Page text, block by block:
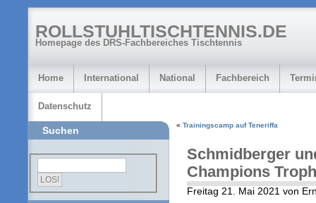
ROLLSTUHLTISCHTENNIS.DE
Homepage des DRS-Fachbereiches Tischtennis
Home International National Fachbereich
Datenschutz
« Trainingscamp auf Teneriffa
Schmidberger
Champions
Freitag 21. Mai 2021 von
Suchen